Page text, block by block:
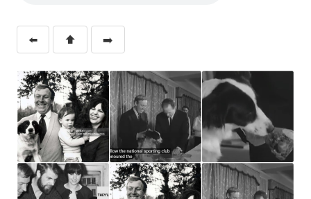
⬅️ ⬆️ ➡️